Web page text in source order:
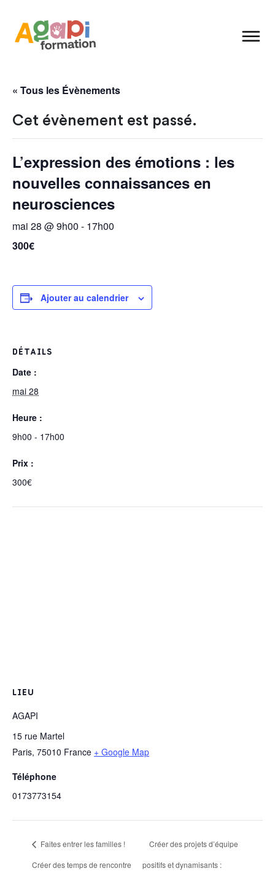
« Tous les Évènements
Cet évènement est passé.
L’expression des émotions : les
nouvelles connaissances en
neurosciences
mai 28 @ 9h00 - 17h00
300€
Ajouter au calendrier
DÉTAILS
Date :
mai 28
Heure :
9h00 - 17h00
Prix :
300€
LIEU
AGAPI
15 rue Martel
Paris, 75010 France + Google Map
Téléphone
0173773154
Faites entrer les familles !
Créer des temps de rencontre
Créer des projets d’équipe
positifs et dynamisants :